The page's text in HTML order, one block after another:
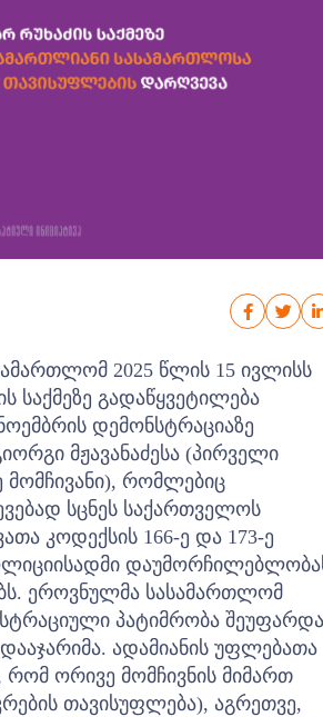
2025 წლის 15 ივლისს
საქმეზე გადაწყვეტილება
დემონსტრაციაზე
მჟავანაძესა (პირველი
მომჩივანი), რომლებიც
სცნეს საქართველოს
კოდექსის 166-ე და 173-ე
ეროვნულმა სასამართლომ
პატიმრობა
ადამიანის უფლებათა
ორივე მომჩივნის მიმართ
თავისუფლება), აგრეთვე,